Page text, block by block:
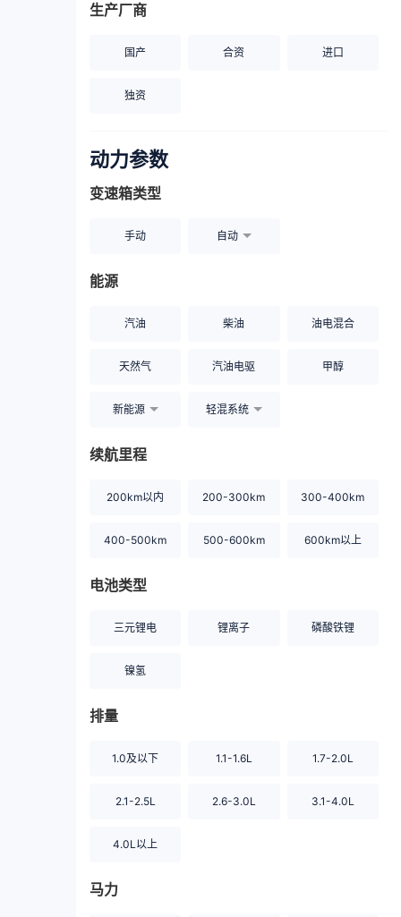
生产厂商
国产 合资 进口
独资
动力参数
变速箱类型
手动 自动
能源
汽油 柴油 油电混合
天然气 汽油电驱 甲醇
新能源 轻混系统
续航里程
200km以内 200-300km 300-400km
400-500km 500-600km 600km以上
电池类型
三元锂电 锂离子 磷酸铁锂
镍氢
排量
1.0及以下 1.1-1.6L 1.7-2.0L
2.1-2.5L 2.6-3.0L 3.1-4.0L
4.0L以上
马力